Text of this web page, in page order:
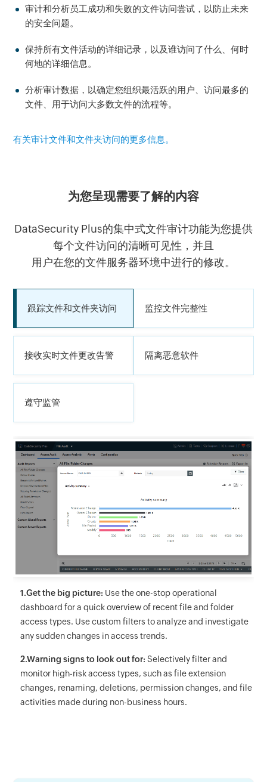
审计和分析员工成功和失败的文件访问尝试，以防止未来
的安全问题。
保持所有文件活动的详细记录，以及谁访问了什么、何时
何地的详细信息。
分析审计数据，以确定您组织最活跃的用户、访问最多的
文件、用于访问大多数文件的流程等。
有关审计文件和文件夹访问的更多信息。
为您呈现需要了解的内容
DataSecurity Plus的集中式文件审计功能为您提供
每个文件访问的清晰可见性，并且
用户在您的文件服务器环境中进行的修改。
跟踪文件和文件夹访问 监控文件完整性
接收实时文件更改告警 隔离恶意软件
遵守监管
1.Get the big picture: Use the one-stop operational
dashboard for a quick overview of recent file and folder
access types. Use custom filters to analyze and investigate
any sudden changes in access trends.
2.Warning signs to look out for: Selectively filter and
monitor high-risk access types, such as file extension
changes, renaming, deletions, permission changes, and file
activities made during non-business hours.